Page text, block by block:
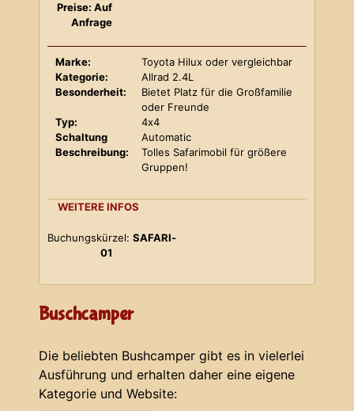
Preise: Auf
Anfrage
Marke:
Toyota Hilux oder vergleichbar
Kategorie:
Allrad 2.4L
Besonderheit:
Bietet Platz für die Großfamilie
oder Freunde
Typ:
4x4
Schaltung
Automatic
Beschreibung:
Tolles Safarimobil für größere
Gruppen!
WEITERE INFOS
Buchungskürzel: SAFARI-
01
Buschcamper
Die beliebten Bushcamper gibt es in vielerlei
Ausführung und erhalten daher eine eigene
Kategorie und Website: